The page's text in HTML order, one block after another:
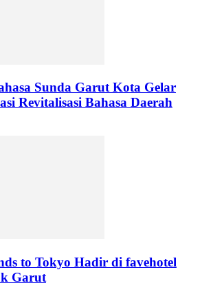
Sunda Garut Kota Gelar
Revitalisasi Bahasa Daerah
to Tokyo Hadir di favehotel
Garut